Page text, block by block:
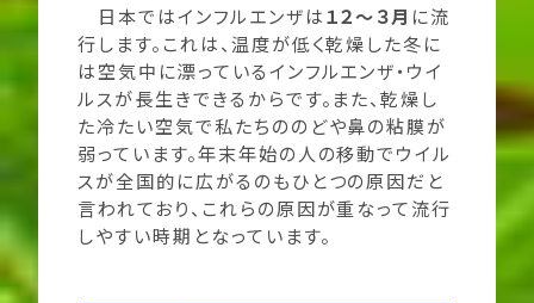
日本ではインフルエンザは１２～３月 に流
行します。これは、温度が低く乾燥した冬に
は空気中に漂っているインフルエンザ・ウイ
ルスが長生きできるからです。また、乾燥し
た冷たい空気で私たちののどや鼻の粘膜が
弱っています。年末年始の人の移動でウイル
スが全国的に広がるのもひとつの原因だと
言われており、これらの原因が重なって流行
しやすい時期となっています。